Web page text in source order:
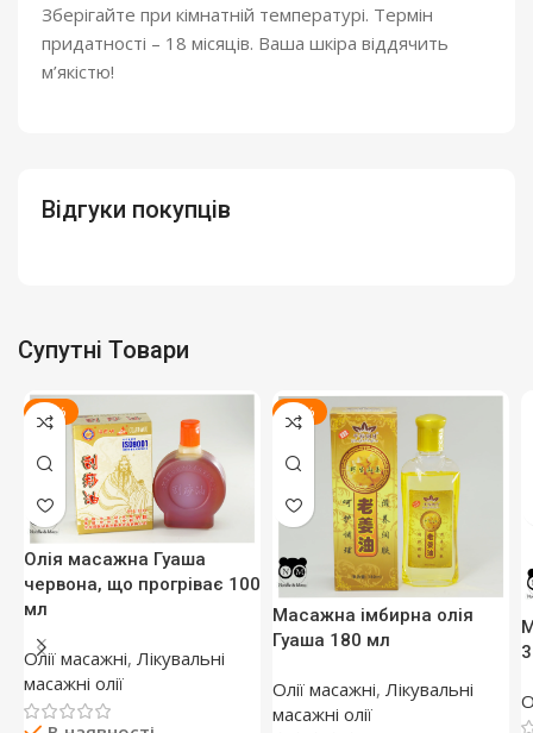
Зберігайте при кімнатній температурі. Термін
придатності – 18 місяців. Ваша шкіра віддячить
м’якістю!
Відгуки покупців
Супутні Товари
-18%
Олія масажна Гуаша
червона, що прогріває 100
мл
Олії масажні, Лікувальні
масажні олії
-18%
Масажна імбирна олія
Гуаша 180 мл
Олії масажні, Лікувальні
масажні олії